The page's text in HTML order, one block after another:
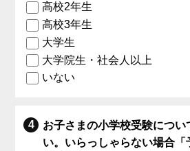
高校2年生
高校3年生
大学生
大学院生・社会人以上
いない
お子さまの小学校受験につい
い。いらっしゃらない場合「